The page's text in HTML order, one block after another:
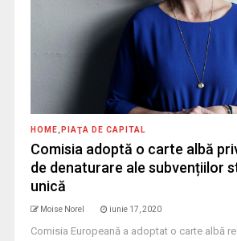
HOME PIAŢA DE CAPITAL
Comisia adoptă o carte albă
de denaturare ale subvențiilor
unică
Moise Norel iunie 17, 2020
Comisia Europeană a adoptat o carte albă